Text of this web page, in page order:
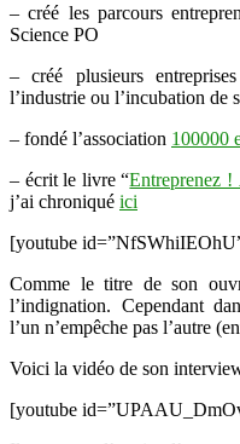
– créé les parcours
Science PO
– créé plusieurs
l’industrie ou l’incubation de
– fondé l’association 100000
– écrit le livre “Entreprenez !
j’ai chroniqué ici
[youtube
Comme le titre de son
l’indignation. Cependant
l’un n’empêche pas l’autre
Voici la vidéo de son
[youtube